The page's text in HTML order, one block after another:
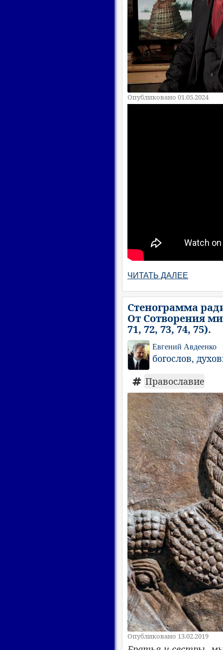
Опубликовано 01.05.2024
ЧИТАТЬ ДАЛЕЕ
Стенограмма
От Сотворения
71, 72, 73, 74, 75).
Евгений Авдеенко
богослов,
Православие
Опубликовано 13.02.2019